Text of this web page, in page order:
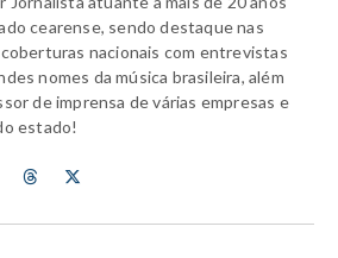
cearense, sendo destaque nas
nacionais com entrevistas
nomes da música brasileira, além
de imprensa de várias empresas e
estado!